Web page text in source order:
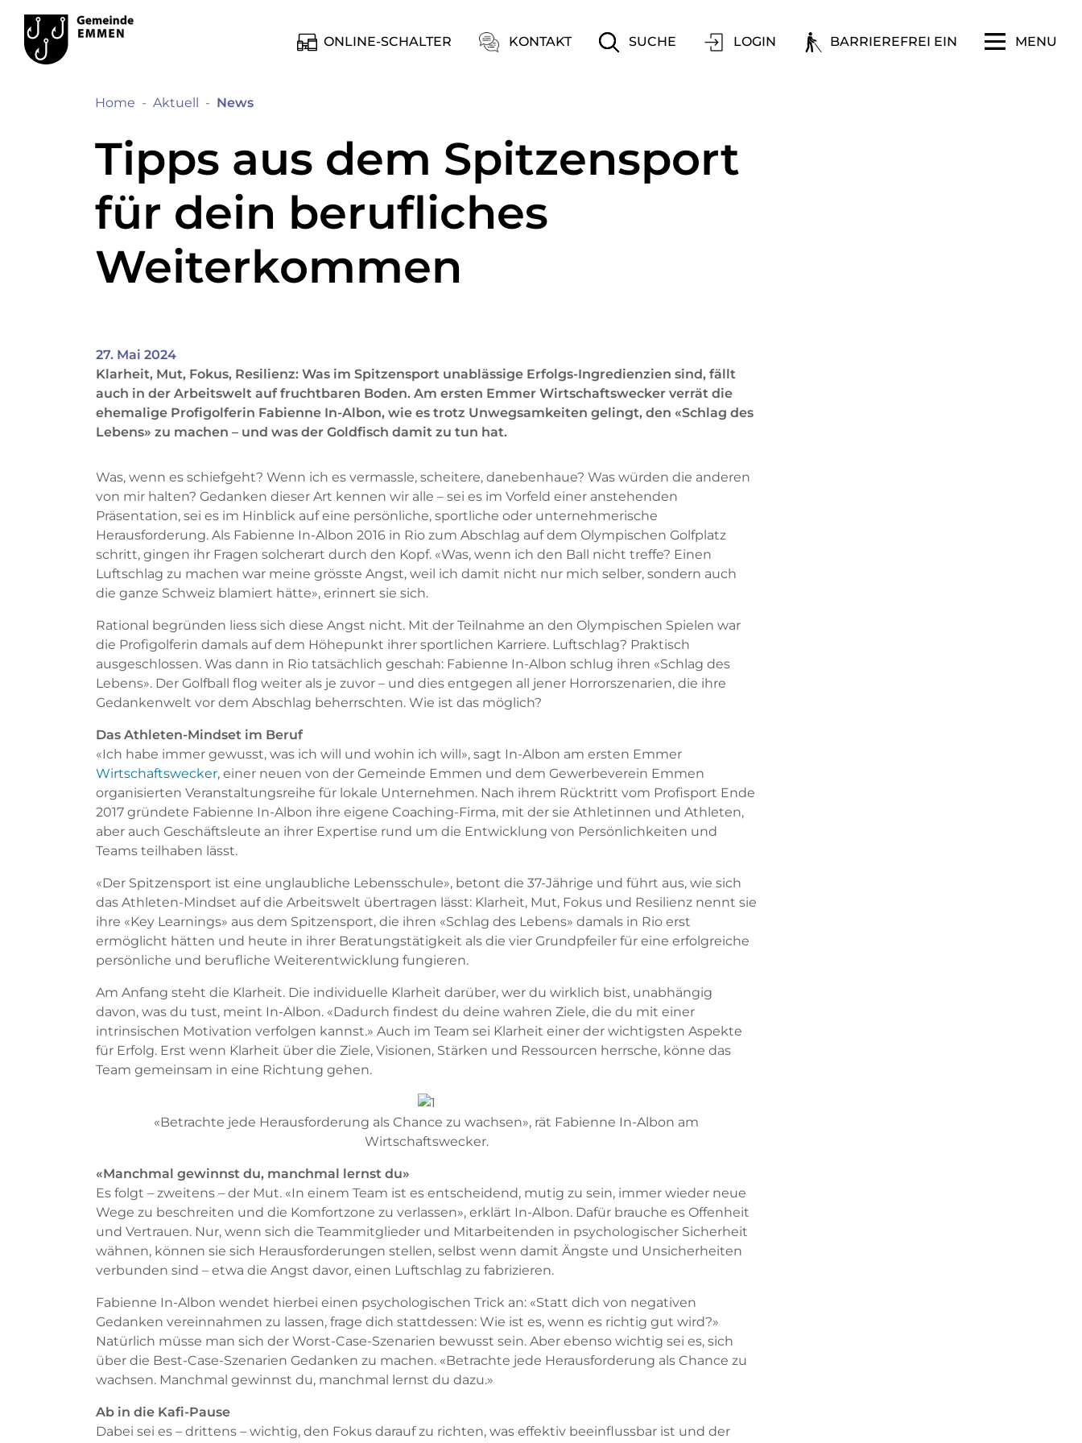
zur Startseite
Direkt zur Hauptnavigation
Direkt zum Inhalt
Direkt zur Suche
Direkt zum Stichwortverzeichnis
Kopfzeile Emmen Hauptnavigation
ONLINE-SCHALTER KONTAKT SUCHE LOGIN BARRIEREFREI EIN MENU
Hauptinhalt
Home Aktuell News(ausgewählt)
Tipps aus dem Spitzensport
für dein berufliches
Weiterkommen
27. Mai 2024
Klarheit, Mut, Fokus, Resilienz: Was im Spitzensport unablässige Erfolgs-Ingredienzien sind, fällt
auch in der Arbeitswelt auf fruchtbaren Boden. Am ersten Emmer Wirtschaftswecker verrät die
ehemalige Profigolferin Fabienne In-Albon, wie es trotz Unwegsamkeiten gelingt, den «Schlag des
Lebens» zu machen – und was der Goldfisch damit zu tun hat.
Was, wenn es schiefgeht? Wenn ich es vermassle, scheitere, danebenhaue? Was würden die anderen
von mir halten? Gedanken dieser Art kennen wir alle – sei es im Vorfeld einer anstehenden
Präsentation, sei es im Hinblick auf eine persönliche, sportliche oder unternehmerische
Herausforderung. Als Fabienne In-Albon 2016 in Rio zum Abschlag auf dem Olympischen Golfplatz
schritt, gingen ihr Fragen solcherart durch den Kopf. «Was, wenn ich den Ball nicht treffe? Einen
Luftschlag zu machen war meine grösste Angst, weil ich damit nicht nur mich selber, sondern auch
die ganze Schweiz blamiert hätte», erinnert sie sich.
Rational begründen liess sich diese Angst nicht. Mit der Teilnahme an den Olympischen Spielen war
die Profigolferin damals auf dem Höhepunkt ihrer sportlichen Karriere. Luftschlag? Praktisch
ausgeschlossen. Was dann in Rio tatsächlich geschah: Fabienne In-Albon schlug ihren «Schlag des
Lebens». Der Golfball flog weiter als je zuvor – und dies entgegen all jener Horrorszenarien, die ihre
Gedankenwelt vor dem Abschlag beherrschten. Wie ist das möglich?
Das Athleten-Mindset im Beruf
«Ich habe immer gewusst, was ich will und wohin ich will», sagt In-Albon am ersten Emmer
Wirtschaftswecker, einer neuen von der Gemeinde Emmen und dem Gewerbeverein Emmen
organisierten Veranstaltungsreihe für lokale Unternehmen. Nach ihrem Rücktritt vom Profisport Ende
2017 gründete Fabienne In-Albon ihre eigene Coaching-Firma, mit der sie Athletinnen und Athleten,
aber auch Geschäftsleute an ihrer Expertise rund um die Entwicklung von Persönlichkeiten und
Teams teilhaben lässt.
«Der Spitzensport ist eine unglaubliche Lebensschule», betont die 37-Jährige und führt aus, wie sich
das Athleten-Mindset auf die Arbeitswelt übertragen lässt: Klarheit, Mut, Fokus und Resilienz nennt sie
ihre «Key Learnings» aus dem Spitzensport, die ihren «Schlag des Lebens» damals in Rio erst
ermöglicht hätten und heute in ihrer Beratungstätigkeit als die vier Grundpfeiler für eine erfolgreiche
persönliche und berufliche Weiterentwicklung fungieren.
Am Anfang steht die Klarheit. Die individuelle Klarheit darüber, wer du wirklich bist, unabhängig
davon, was du tust, meint In-Albon. «Dadurch findest du deine wahren Ziele, die du mit einer
intrinsischen Motivation verfolgen kannst.» Auch im Team sei Klarheit einer der wichtigsten Aspekte
für Erfolg. Erst wenn Klarheit über die Ziele, Visionen, Stärken und Ressourcen herrsche, könne das
Team gemeinsam in eine Richtung gehen.
«Betrachte jede Herausforderung als Chance zu wachsen», rät Fabienne In-Albon am
Wirtschaftswecker.
«Manchmal gewinnst du, manchmal lernst du»
Es folgt – zweitens – der Mut. «In einem Team ist es entscheidend, mutig zu sein, immer wieder neue
Wege zu beschreiten und die Komfortzone zu verlassen», erklärt In-Albon. Dafür brauche es Offenheit
und Vertrauen. Nur, wenn sich die Teammitglieder und Mitarbeitenden in psychologischer Sicherheit
wähnen, können sie sich Herausforderungen stellen, selbst wenn damit Ängste und Unsicherheiten
verbunden sind – etwa die Angst davor, einen Luftschlag zu fabrizieren.
Fabienne In-Albon wendet hierbei einen psychologischen Trick an: «Statt dich von negativen
Gedanken vereinnahmen zu lassen, frage dich stattdessen: Wie ist es, wenn es richtig gut wird?»
Natürlich müsse man sich der Worst-Case-Szenarien bewusst sein. Aber ebenso wichtig sei es, sich
über die Best-Case-Szenarien Gedanken zu machen. «Betrachte jede Herausforderung als Chance zu
wachsen. Manchmal gewinnst du, manchmal lernst du dazu.»
Ab in die Kafi-Pause
Dabei sei es – drittens – wichtig, den Fokus darauf zu richten, was effektiv beeinflussbar ist und der